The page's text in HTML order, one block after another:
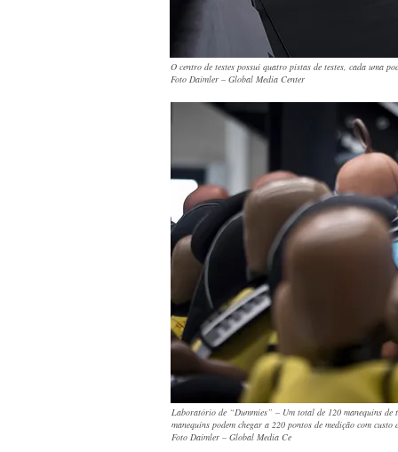
O centro de testes possui quatro pistas de testes, cada uma
Foto Daimler – Global Media Center
Laboratório de “Dummies” – Um total de 120 manequins de
manequins podem chegar a 220 pontos de medição com
Foto Daimler – Global Media Ce